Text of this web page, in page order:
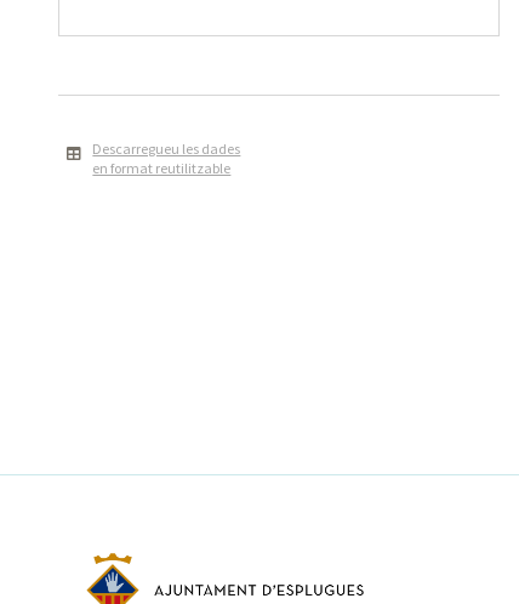
Descarregueu les dades
en format reutilitzable